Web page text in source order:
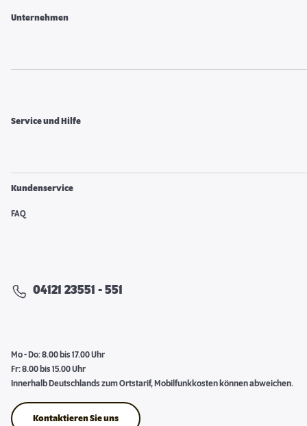
Unternehmen
Service und Hilfe
Kundenservice
FAQ
04121 23551 - 551
Mo - Do: 8.00 bis 17.00 Uhr
Fr: 8.00 bis 15.00 Uhr
Innerhalb Deutschlands zum Ortstarif, Mobilfunkkosten können abweichen.
Kontaktieren Sie uns